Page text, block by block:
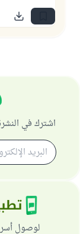
اشترك في
لوصول